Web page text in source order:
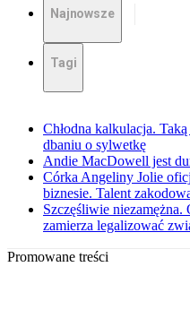
Najnowsze
Tagi
Chłodna kalkulacja.
dbaniu o sylwetkę
Andie MacDowell jest
Córka Angeliny Jolie
biznesie. Talent
Szczęśliwie
zamierza legalizować
Promowane treści